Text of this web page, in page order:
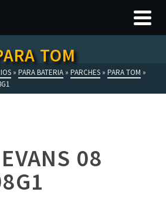
TOM
» PARA BATERIA » PARCHES » PARA TOM »
08